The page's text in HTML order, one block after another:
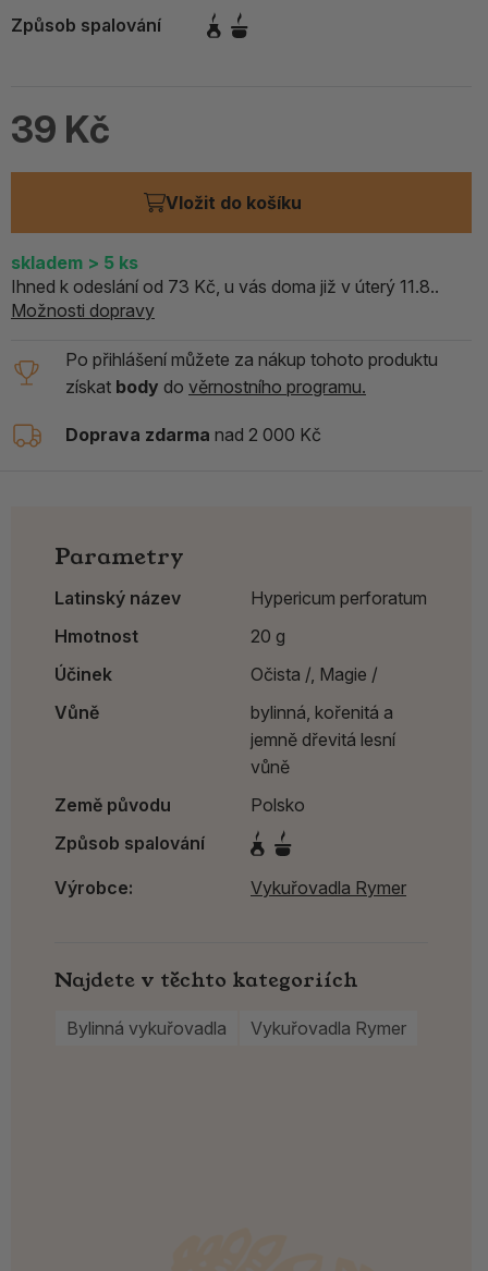
Způsob spalování
39 Kč
Vložit do košíku
skladem > 5 ks
Ihned k odeslání od 73 Kč, u vás doma již v úterý 11.8..
Možnosti dopravy
Po přihlášení můžete za nákup tohoto produktu
získat body do věrnostního programu.
Doprava zdarma nad 2 000 Kč
Parametry
Latinský název
Hypericum perforatum
Hmotnost
20 g
Účinek
Očista /, Magie /
Vůně
bylinná, kořenitá a
jemně dřevitá lesní
vůně
Země původu
Polsko
Způsob spalování
Výrobce: Vykuřovadla Rymer
Najdete v těchto kategoriích
Bylinná vykuřovadla Vykuřovadla Rymer